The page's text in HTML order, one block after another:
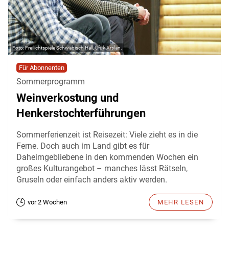
Freilichtspiele Schwäbisch Hall, Ufuk Arslan.
Für Abonnenten
Sommerprogramm
Weinverkostung und
Henkerstochterführungen
Sommerferienzeit ist Reisezeit: Viele zieht es in die
Ferne. Doch auch im Land gibt es für
Daheimgebliebene in den kommenden Wochen ein
großes Kulturangebot – manches lässt Rätseln,
Gruseln oder einfach anders aktiv werden.
vor 2 Wochen MEHR LESEN